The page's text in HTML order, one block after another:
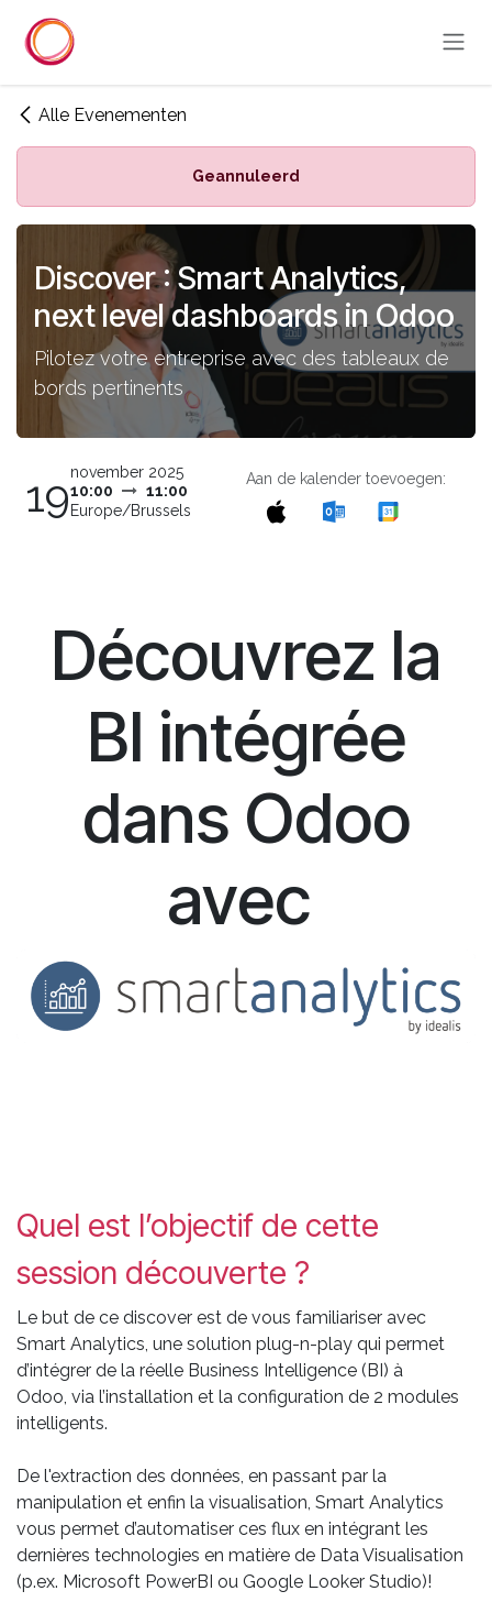
Alle Evenementen
Geannuleerd
Discover : Smart Analytics,
next level dashboards in Odoo
Pilotez votre entreprise avec des tableaux de
bords pertinents
19november 2025
10:00
11:00
Europe/Brussels
Aan de kalender toevoegen:
Découvrez la
BI intégrée
dans Odoo
avec
Quel est l’objectif de cette
session découverte ?
Le but de ce discover est de vous familiariser avec
Smart Analytics, une solution plug-n-play qui permet
d’intégrer de la réelle Business Intelligence (BI) à
Odoo, via l’installation et la configuration de 2 modules
intelligents.
De l'extraction des données, en passant par la
manipulation et enfin la visualisation, Smart Analytics
vous permet d’automatiser ces flux en intégrant les
dernières technologies en matière de Data Visualisation
(p.ex. Microsoft PowerBI ou Google Looker Studio)!